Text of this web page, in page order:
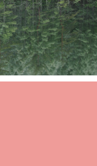
前へ

次へ

検索